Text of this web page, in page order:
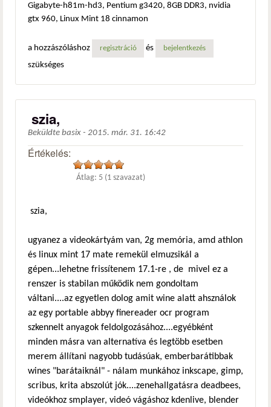
Gigabyte-h81m-hd3, Pentium g3420, 8GB DDR3, nvidia
gtx 960, Linux Mint 18 cinnamon
a hozzászóláshoz regisztráció és bejelentkezés
szükséges
szia,
Beküldte basix - 2015. már. 31. 16:42
Értékelés:
Átlag: 5 (1 szavazat)
szia,
ugyanez a videokártyám van, 2g memória, amd athlon
és linux mint 17 mate remekül elmuzsikál a
gépen...lehetne frissítenem 17.1-re , de mivel ez a
renszer is stabilan működik nem gondoltam
váltani....az egyetlen dolog amit wine alatt ahsználok
az egy portable abbyy finereader ocr program
szkennelt anyagok feldolgozásához....egyébként
minden másra van alternatíva és legtöbb esetben
merem állítani nagyobb tudásúak, emberbarátibbak
wines "barátaiknál" - nálam munkához inkscape, gimp,
scribus, krita abszolút jók....zenehallgatásra deadbees,
videókhoz smplayer, videó vágáshoz kdenlive, blender